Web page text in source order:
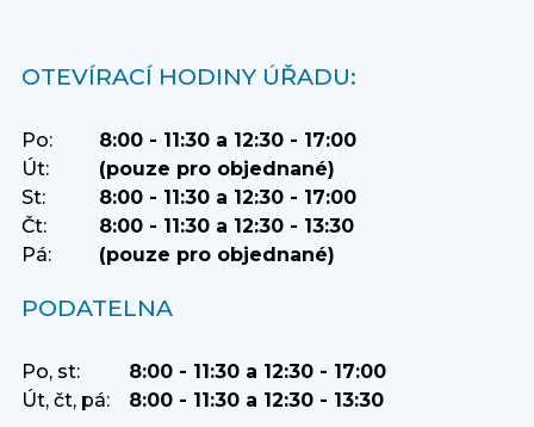
OTEVÍRACÍ HODINY ÚŘADU:
Po:
8:00 - 11:30 a 12:30 - 17:00
Út:
(pouze pro objednané)
St:
8:00 - 11:30 a 12:30 - 17:00
Čt:
8:00 - 11:30 a 12:30 - 13:30
Pá:
(pouze pro objednané)
PODATELNA
Po, st:
8:00 - 11:30 a 12:30 - 17:00
Út, čt, pá:
8:00 - 11:30 a 12:30 - 13:30